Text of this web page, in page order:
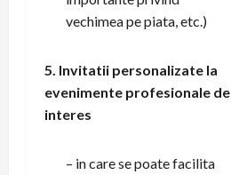
vechimea pe piata, etc.)
5. Invitatii personalizate la
evenimente profesionale de
interes
– in care se poate facilita